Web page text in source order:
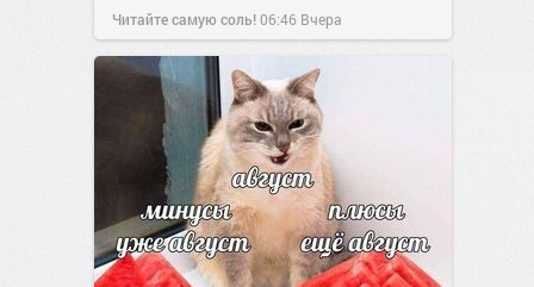
Читайте самую соль!06:46 Вчера